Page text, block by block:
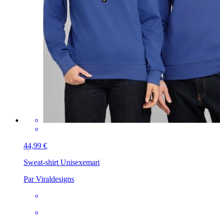
44,99 €
Sweat-shirt Unisexemari
Par Viraldesigns